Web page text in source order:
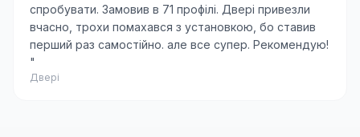
спробувати. Замовив в 71 профілі. Двері привезли
вчасно, трохи помахався з установкою, бо ставив
перший раз самостійно. але все супер. Рекомендую!
"
Двері